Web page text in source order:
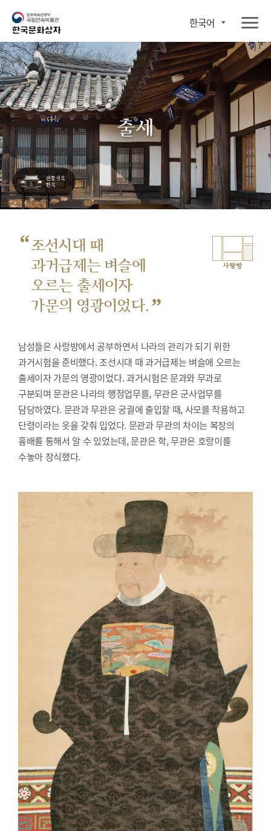
한국어
출세
“조선시대 때
과거급제는 벼슬에
오르는 출세이자
가문의 영광이었다. ”
사랑방
남성들은 사랑방에서 공부하면서 나라의 관리가 되기 위한
과거시험을 준비했다.조선시대 때 과거급제는 벼슬에 오르는
출세이자 가문의 영광이었다. 과거시험은 문과와 무과로
구분되며 문관은 나라의 행정업무를, 무관은 군사업무를
담당하였다. 문관과 무관은 궁궐에 출입할 때, 사모를 착용하고
단령이라는 옷을 갖춰 입었다. 문관과 무관의 차이는 복장의
흉배를 통해서 알 수 있었는데, 문관은 학, 무관은 호랑이를
수놓아 장식했다.